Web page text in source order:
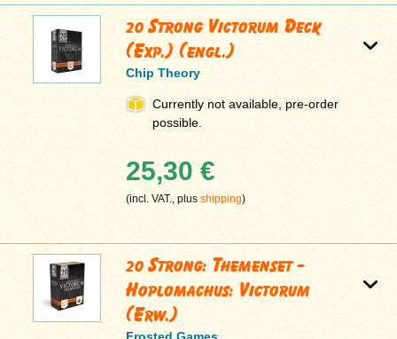
20 Strong Victorum Deck
(Exp.) (engl.)
Chip Theory
Currently not available, pre-order
possible.
25,30 €
(incl. VAT., plusshipping)
20 Strong: Themenset -
Hoplomachus: Victorum
(Erw.)